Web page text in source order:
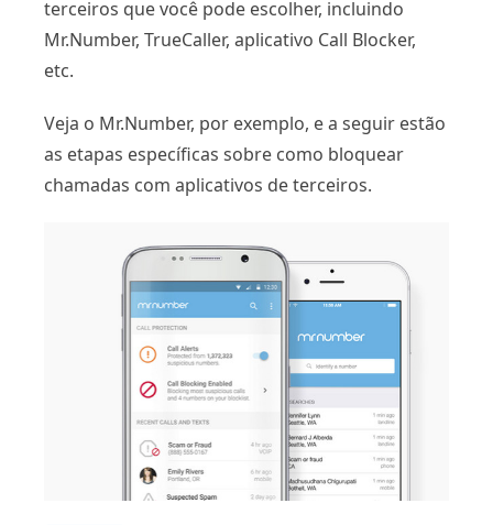
terceiros que você pode escolher, incluindo
Mr.Number, TrueCaller, aplicativo Call Blocker,
etc.
Veja o Mr.Number, por exemplo, e a seguir estão
as etapas específicas sobre como bloquear
chamadas com aplicativos de terceiros.